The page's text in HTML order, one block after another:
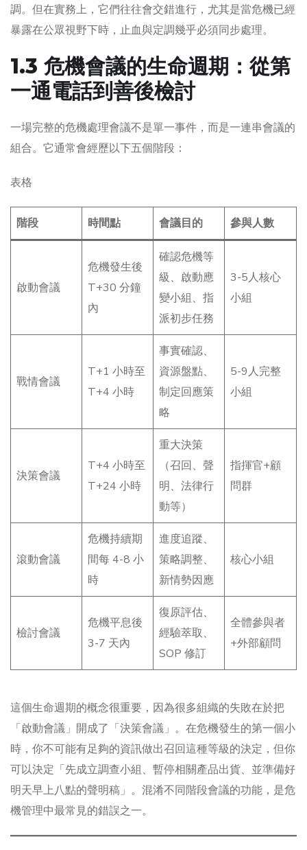
調。但在實務上，它們往往會交錯進行，尤其是當危機已經
暴露在公眾視野下時，止血與定調幾乎必須同步處理。
1.3 危機會議的生命週期：從第
一通電話到善後檢討
一場完整的危機處理會議不是單一事件，而是一連串會議的
組合。它通常會經歷以下五個階段：
表格
階段 時間點 會議目的 參與人數
啟動會議
危機發生後
T+30 分鐘
內
確認危機等
級、啟動應
變小組、指
派初步任務
3-5人核心
小組
戰情會議
T+1 小時至
T+4 小時
事實確認、
資源盤點、
制定回應策
略
5-9人完整
小組
決策會議
T+4 小時至
T+24 小時
重大決策
（召回、聲
明、法律行
動等）
指揮官+顧
問群
滾動會議
危機持續期
間每 4-8 小
時
進度追蹤、
策略調整、
新情勢因應
核心小組
檢討會議
危機平息後
3-7 天內
復原評估、
經驗萃取、
SOP 修訂
全體參與者
+外部顧問
這個生命週期的概念很重要，因為很多組織的失敗在於把
「啟動會議」開成了「決策會議」。在危機發生的第一個小
時，你不可能有足夠的資訊做出召回這種等級的決定，但你
可以決定「先成立調查小組、暫停相關產品出貨、並準備好
明天早上八點的聲明稿」。混淆不同階段會議的功能，是危
機管理中最常見的錯誤之一。